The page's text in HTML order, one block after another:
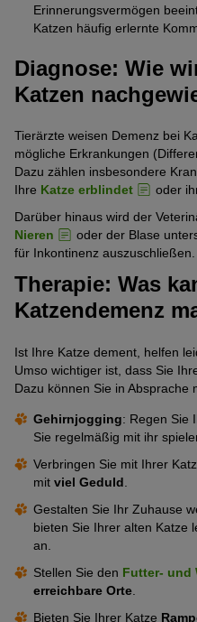
Erinnerungsvermögen
Katzen häufig erlernte
Diagnose: Wie
Katzen
Tierärzte weisen Demenz bei
mögliche Erkrankungen
Dazu zählen insbesondere
Ihre Katze erblindet
oder
Darüber hinaus wird der
Nieren
oder der Blase
für Inkontinenz auszuschließen.
Therapie: Was
Katzendemenz
Ist Ihre Katze dement, helfen
Umso wichtiger ist, dass Sie
Dazu können Sie in Absprache
Gehirnjogging: Regen Sie
Sie regelmäßig mit ihr
Verbringen Sie mit Ihrer
mit viel Geduld
Gestalten Sie Ihr Zuhause
bieten Sie Ihrer alten Katze
an.
Stellen Sie den Futter- und
erreichbare Orte
Bieten Sie Ihrer Katze